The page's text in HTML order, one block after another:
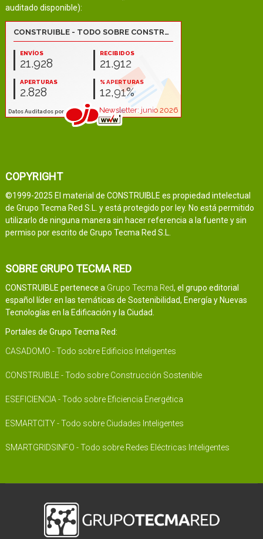
auditado disponible):
COPYRIGHT
©1999-2025 El material de CONSTRUIBLE es propiedad intelectual
de Grupo Tecma Red S.L. y está protegido por ley. No está permitido
utilizarlo de ninguna manera sin hacer referencia a la fuente y sin
permiso por escrito de Grupo Tecma Red S.L.
SOBRE GRUPO TECMA RED
CONSTRUIBLE pertenece a Grupo Tecma Red, el grupo editorial
español líder en las temáticas de Sostenibilidad, Energía y Nuevas
Tecnologías en la Edificación y la Ciudad.
Portales de Grupo Tecma Red:
CASADOMO - Todo sobre Edificios Inteligentes
CONSTRUIBLE - Todo sobre Construcción Sostenible
ESEFICIENCIA - Todo sobre Eficiencia Energética
ESMARTCITY - Todo sobre Ciudades Inteligentes
SMARTGRIDSINFO - Todo sobre Redes Eléctricas Inteligentes